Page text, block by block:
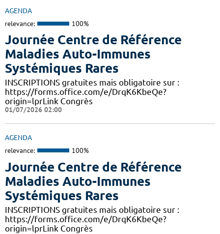
AGENDA
relevance: 100%
Journée Centre de Référence
Maladies Auto-Immunes
Systémiques Rares
INSCRIPTIONS gratuites mais obligatoire sur :
https://forms.office.com/e/DrqK6KbeQe?
origin=lprLink Congrès
01/07/2026 02:00
AGENDA
relevance: 100%
Journée Centre de Référence
Maladies Auto-Immunes
Systémiques Rares
INSCRIPTIONS gratuites mais obligatoire sur :
https://forms.office.com/e/DrqK6KbeQe?
origin=lprLink Congrès